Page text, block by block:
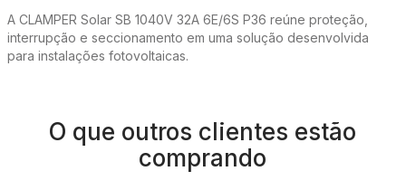
A CLAMPER Solar SB 1040V 32A 6E/6S P36 reúne proteção,
interrupção e seccionamento em uma solução desenvolvida
para instalações fotovoltaicas.
O que outros clientes estão
comprando